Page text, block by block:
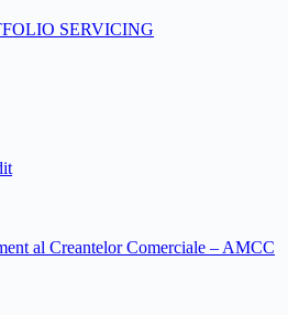
SERVICING
al Creantelor Comerciale – AMCC